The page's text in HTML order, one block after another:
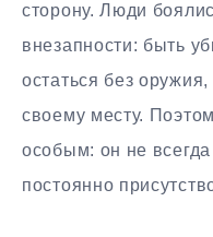
сторону. Люди
внезапности: быть
остаться без
своему месту.
особым: он не
постоянно